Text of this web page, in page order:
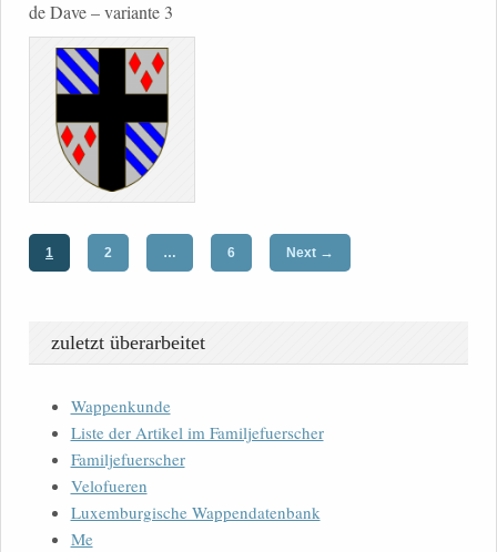
de Dave – variante 3
1 2 … 6 Next →
zuletzt überarbeitet
Wappenkunde
Liste der Artikel im Familjefuerscher
Familjefuerscher
Velofueren
Luxemburgische Wappendatenbank
Me